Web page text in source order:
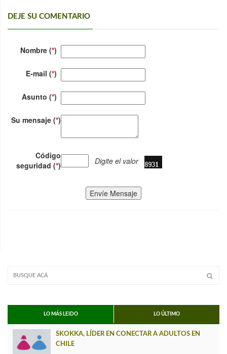
DEJE SU COMENTARIO
Nombre (*)
E-mail (*)
Asunto (*)
Su mensaje (*)
Código
seguridad (*) Digite el valor
Envíe Mensaje
LO MÁS LEIDO LO ÚLTIMO
SKOKKA, LÍDER EN CONECTAR A ADULTOS EN
CHILE